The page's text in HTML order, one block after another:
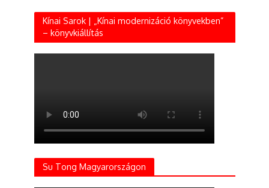
Kínai Sarok | „Kínai modernizáció könyvekben”
– könyvkiállítás
Su Tong Magyarországon